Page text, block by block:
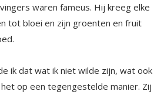
waren fameus. Hij kreeg elke
tot bloei en zijn groenten en fruit
ik dat wat ik niet wilde zijn, wat ook
op een tegengestelde manier. Zij